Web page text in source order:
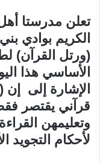
ك
ر
ن
ا
تعلن مدرستا أهل
الكريم بوادي
(ورتل القرآن)
الأساسي هذا
الإشارة إلى إن
قرآني يقتصر
وتعليمهن
لأحكام التجويد